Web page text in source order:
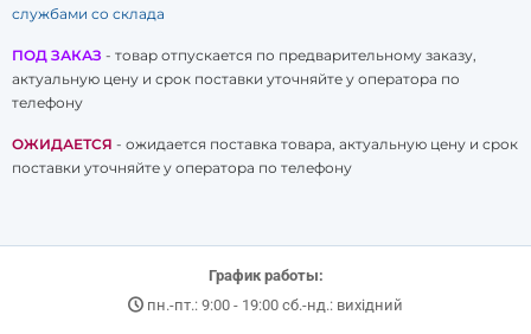
службами со склада
ПОД ЗАКАЗ - товар отпускается по предварительному заказу,
актуальную цену и срок поставки уточняйте у оператора по
телефону
ОЖИДАЕТСЯ - ожидается поставка товара, актуальную цену и срок
поставки уточняйте у оператора по телефону
График работы:
пн.-пт.: 9:00 - 19:00 сб.-нд.: вихідний